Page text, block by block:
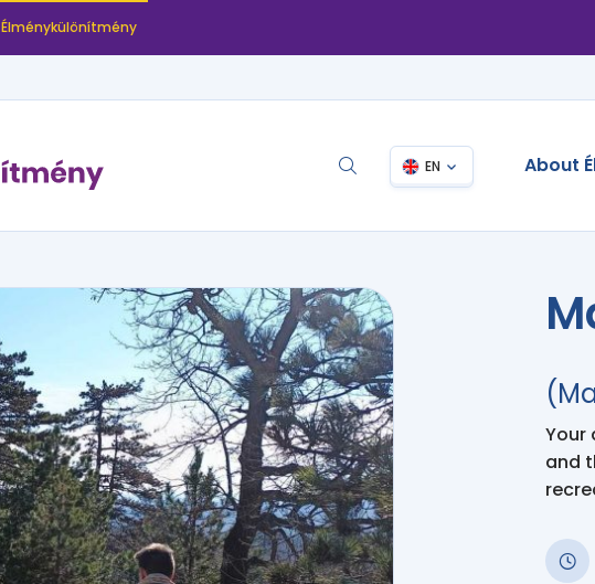
Élménykülönítmény
EN About
Your
and